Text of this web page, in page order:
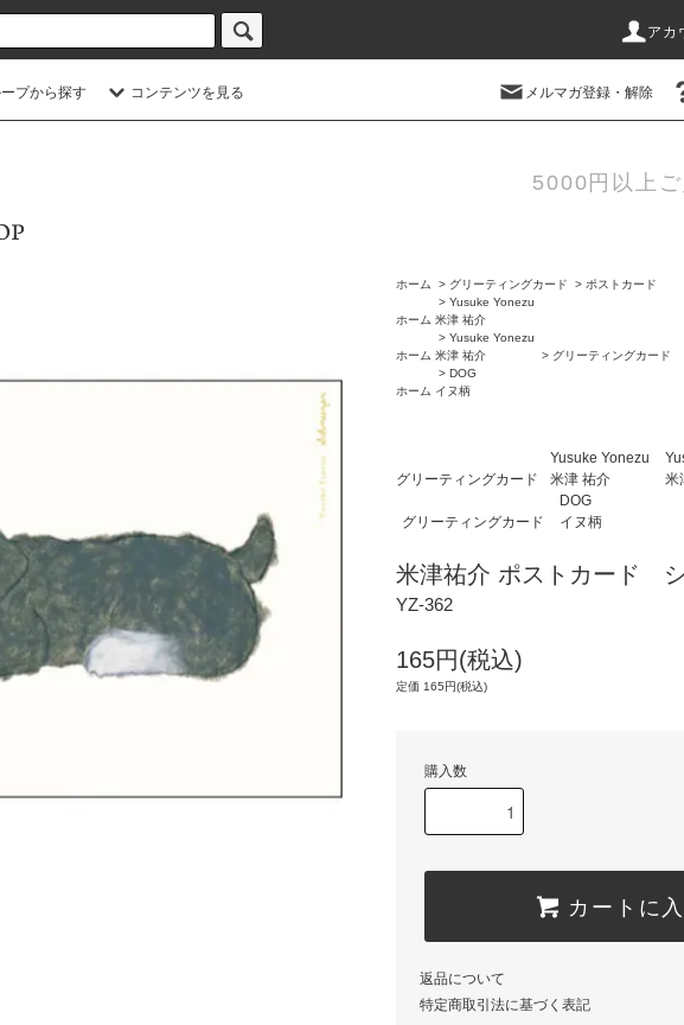
アカ
プから探す コンテンツを見る メルマガ登録・解除
5000円以上ご
ホーム > グリーティングカード > ポストカード
ホーム
> Yusuke Yonezu
米津 祐介
ホーム
> Yusuke Yonezu
米津 祐介
> グリーティングカード
ホーム
> DOG
イヌ柄
グリーティングカード
Yusuke Yonezu
米津 祐介
米
グリーティングカード
DOG
イヌ柄
米津祐介 ポストカード
YZ-362
165円(税込)
定価 165円(税込)
購入数
カートに
返品について
特定商取引法に基づく表記